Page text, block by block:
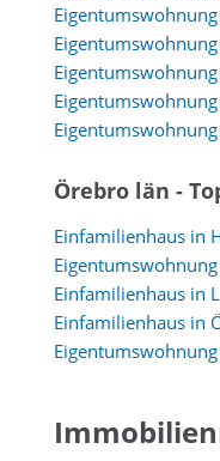
Örebro län -
Einfamilienhaus in
Einfamilienhaus in
Einfamilienhaus in